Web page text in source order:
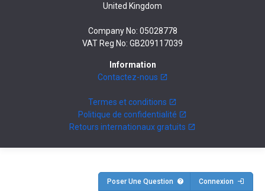
United Kingdom
Company No: 05028778
VAT Reg No: GB209117039
Information
Contactez-nous
Termes et conditions
Politique de confidentialité
Retours internationaux gratuits
Poser Une Question Connexion